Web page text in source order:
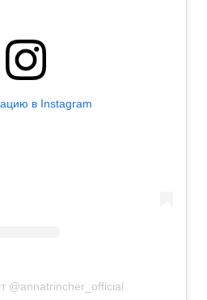
в Instagram
@annatrincher_official